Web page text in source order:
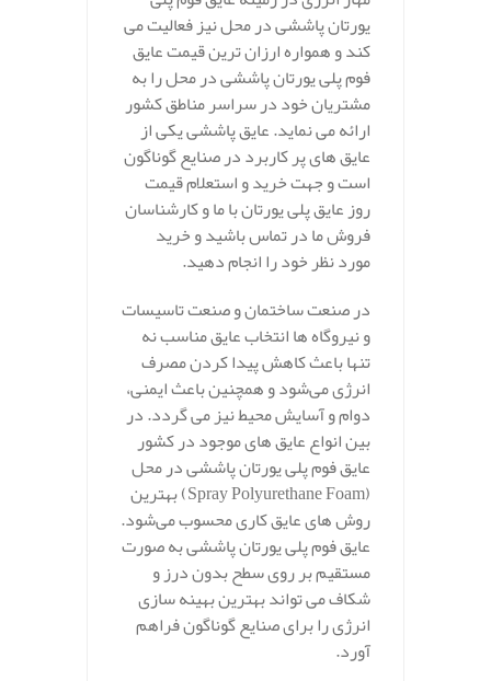
یورتان پاششی در محل نیز فعالیت می
کند و همواره ارزان ترین قیمت عایق
فوم پلی یورتان پاششی در محل را به
مشتریان خود در سراسر مناطق کشور
ارائه می نماید. عایق پاششی یکی از
عایق های پر کاربرد در صنایع گوناگون
است و جهت خرید و استعلام قیمت
روز عایق پلی یورتان با ما و کارشناسان
فروش ما در تماس باشید و خرید
مورد نظر خود را انجام دهید.
در صنعت ساختمان و صنعت تاسیسات
و نیروگاه‌ ها انتخاب عایق مناسب نه
تنها باعث کاهش پیدا کردن مصرف
انرژی می‌شود و همچنین باعث ایمنی،
دوام و آسایش محیط نیز می‌ گردد. در
بین انواع عایق‌ های موجود در کشور
عایق فوم پلی یورتان پاششی در محل
(Spray Polyurethane Foam) بهترین
روش‌ های عایق کاری محسوب می‌شود.
عایق فوم پلی یورتان پاششی به صورت
مستقیم بر روی سطح بدون درز و
شکاف می‌ تواند بهترین بهینه سازی
انرژی را برای صنایع گوناگون فراهم
آورد.